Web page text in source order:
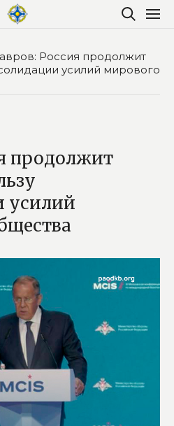
Россия продолжит
усилий мирового
продолжит
усилий